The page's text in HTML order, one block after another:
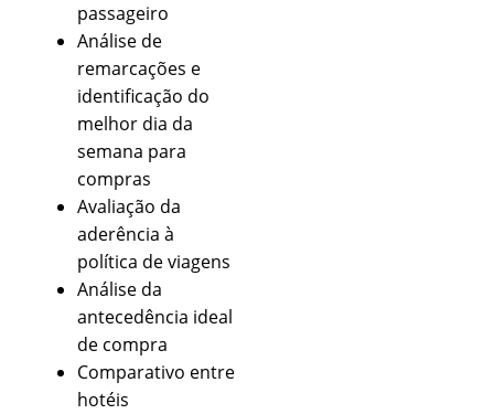
passageiro
Análise de
remarcações e
identificação do
melhor dia da
semana para
compras
Avaliação da
aderência à
política de viagens
Análise da
antecedência ideal
de compra
Comparativo entre
hotéis